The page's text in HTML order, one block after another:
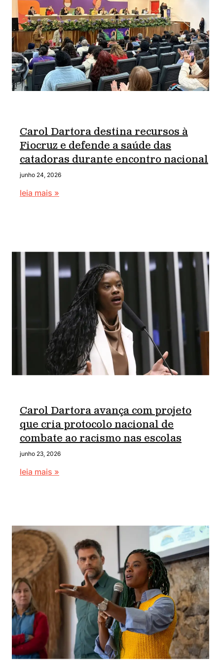
Carol Dartora destina recursos à
Fiocruz e defende a saúde das
catadoras durante encontro nacional
junho 24, 2026
leia mais »
Carol Dartora avança com projeto
que cria protocolo nacional de
combate ao racismo nas escolas
junho 23, 2026
leia mais »